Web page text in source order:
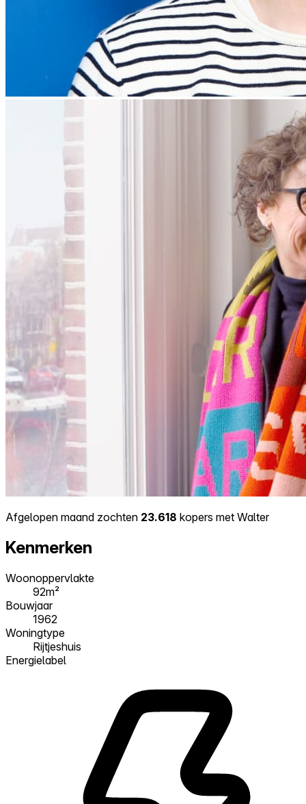
Afgelopen maand zochten 23.618 kopers met Walter
Kenmerken
Woonoppervlakte
92m²
Bouwjaar
1962
Woningtype
Rijtjeshuis
Energielabel